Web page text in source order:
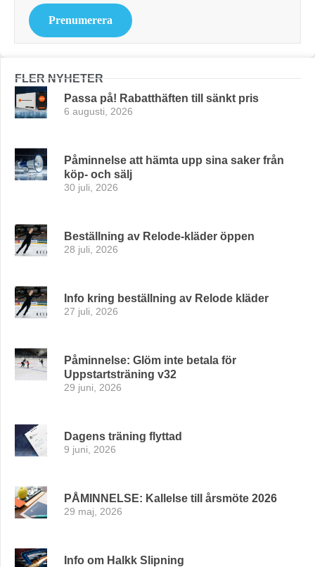
Prenumerera
FLER NYHETER
Passa på! Rabatthäften till sänkt pris
6 augusti, 2026
Påminnelse att hämta upp sina saker från
köp- och sälj
30 juli, 2026
Beställning av Relode-kläder öppen
28 juli, 2026
Info kring beställning av Relode kläder
27 juli, 2026
Påminnelse: Glöm inte betala för
Uppstartsträning v32
29 juni, 2026
Dagens träning flyttad
9 juni, 2026
PÅMINNELSE: Kallelse till årsmöte 2026
29 maj, 2026
Info om Halkk Slipning